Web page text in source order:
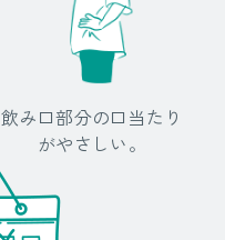
飲み口部分の口当たり
がやさしい。